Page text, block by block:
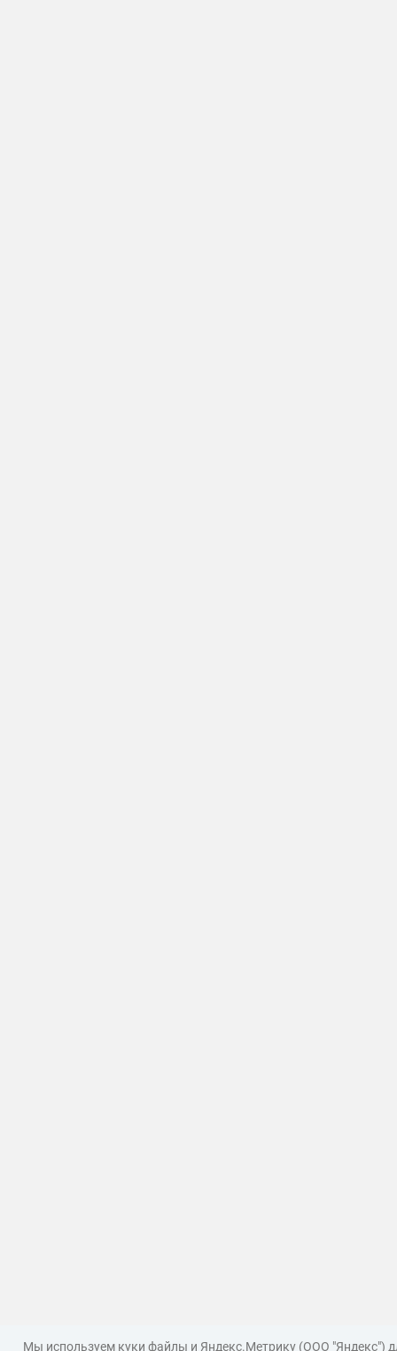
Мы используем куки файлы и Яндекс.Метрику (ООО "Яндекс")